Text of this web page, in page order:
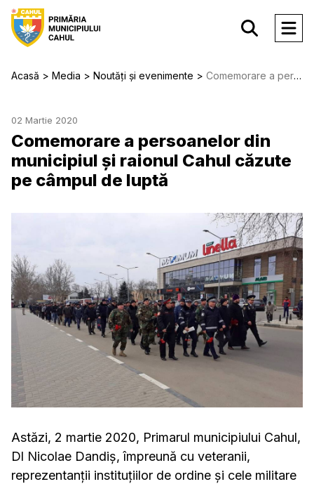
Acasă Media Noutăți și evenimente Comemorare a persoanelor din municipiul și raionul Cahul căzute pe câmpul de luptă
02 Martie 2020
Comemorare a persoanelor din
municipiul și raionul Cahul căzute
pe câmpul de luptă
Astăzi, 2 martie 2020, Primarul municipiului Cahul,
Dl Nicolae Dandiș, împreună cu veteranii,
reprezentanții instituțiilor de ordine și cele militare